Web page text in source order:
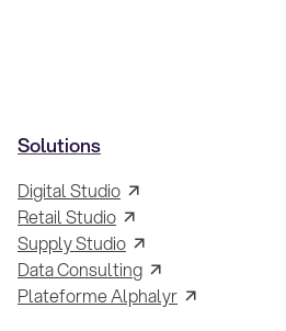
Solutions
Digital Studio
Retail Studio
Supply Studio
Data Consulting
Plateforme Alphalyr